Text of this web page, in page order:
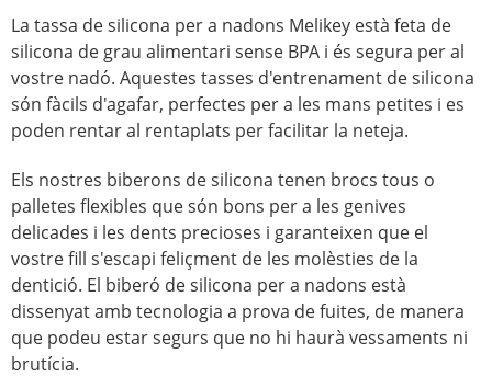
La tassa de silicona per a nadons Melikey està feta de
silicona de grau alimentari sense BPA i és segura per al
vostre nadó. Aquestes tasses d'entrenament de silicona
són fàcils d'agafar, perfectes per a les mans petites i es
poden rentar al rentaplats per facilitar la neteja.
Els nostres biberons de silicona tenen brocs tous o
palletes flexibles que són bons per a les genives
delicades i les dents precioses i garanteixen que el
vostre fill s'escapi feliçment de les molèsties de la
dentició. El biberó de silicona per a nadons està
dissenyat amb tecnologia a prova de fuites, de manera
que podeu estar segurs que no hi haurà vessaments ni
brutícia.